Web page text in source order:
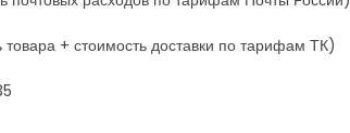
+ стоимость доставки по тарифам ТК)